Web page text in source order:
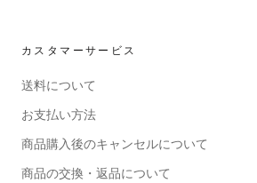
カスタマーサービス
送料について
お支払い方法
商品購入後のキャンセルについて
商品の交換・返品について